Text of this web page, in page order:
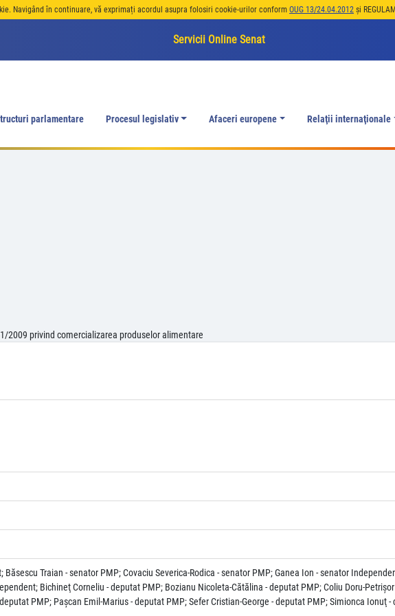
Navigând în continuare, vă exprimați acordul asupra folosiri cookie-urilor conform OUG 13/24.04.2012 și
Servicii Online Senat
parlamentare Procesul legislativ Afaceri europene Relaţii internaţionale
2009 privind comercializarea produselor alimentare
Traian - senator PMP; Covaciu Severica-Rodica - senator PMP; Ganea Ion - senator
Bichineţ Corneliu - deputat PMP; Bozianu Nicoleta-Cătălina - deputat PMP; Coliu Doru-
PMP; Paşcan Emil-Marius - deputat PMP; Sefer Cristian-George - deputat PMP; Simionca Ionuţ